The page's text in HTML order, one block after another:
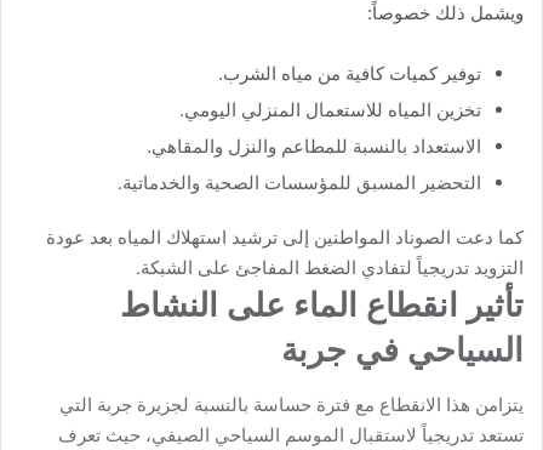
ويشمل ذلك خصوصاً:
توفير كميات كافية من مياه الشرب.
تخزين المياه للاستعمال المنزلي اليومي.
الاستعداد بالنسبة للمطاعم والنزل والمقاهي.
التحضير المسبق للمؤسسات الصحية والخدماتية.
كما دعت الصوناد المواطنين إلى ترشيد استهلاك المياه بعد عودة
التزويد تدريجياً لتفادي الضغط المفاجئ على الشبكة.
تأثير انقطاع الماء على النشاط
السياحي في جربة
يتزامن هذا الانقطاع مع فترة حساسة بالنسبة لجزيرة جربة التي
تستعد تدريجياً لاستقبال الموسم السياحي الصيفي، حيث تعرف